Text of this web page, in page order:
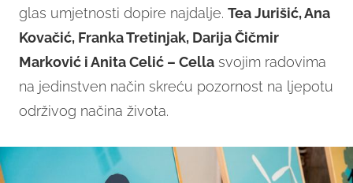
glas umjetnosti dopire najdalje. Tea Jurišić, Ana
Kovačić, Franka Tretinjak, Darija Čičmir
Marković i Anita Celić – Cella svojim radovima
na jedinstven način skreću pozornost na ljepotu
održivog načina života.